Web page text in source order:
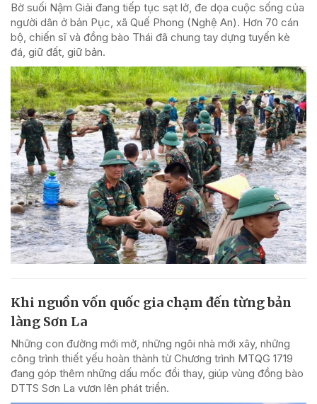
Bờ suối Nậm Giải đang tiếp tục sạt lở, đe dọa cuộc sống của
người dân ở bản Pục, xã Quế Phong (Nghệ An). Hơn 70 cán
bộ, chiến sĩ và đồng bào Thái đã chung tay dựng tuyến kè
đá, giữ đất, giữ bản.
Khi nguồn vốn quốc gia chạm đến từng bản
làng Sơn La
Những con đường mới mở, những ngôi nhà mới xây, những
công trình thiết yếu hoàn thành từ Chương trình MTQG 1719
đang góp thêm những dấu mốc đổi thay, giúp vùng đồng bào
DTTS Sơn La vươn lên phát triển.